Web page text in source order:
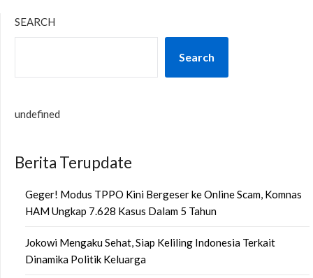
SEARCH
Search
undefined
Berita Terupdate
Geger! Modus TPPO Kini Bergeser ke Online Scam, Komnas
HAM Ungkap 7.628 Kasus Dalam 5 Tahun
Jokowi Mengaku Sehat, Siap Keliling Indonesia Terkait
Dinamika Politik Keluarga